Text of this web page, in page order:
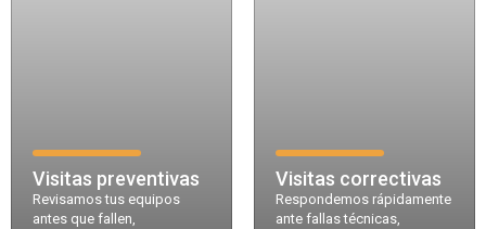
Visitas preventivas
Revisamos tus equipos
antes que fallen,
Visitas correctivas
Respondemos rápidamente
ante fallas técnicas,